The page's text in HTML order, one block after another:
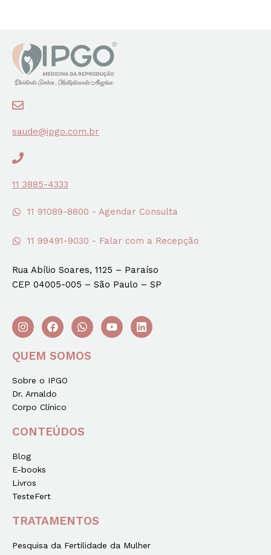
saude@ipgo.com.br
11 3885-4333
11 91089-8800 - Agendar Consulta
11 99491-9030 - Falar com a Recepção
Rua Abílio Soares, 1125 – Paraíso
CEP 04005-005 – São Paulo – SP
QUEM SOMOS
Sobre o IPGO
Dr. Arnaldo
Corpo Clínico
CONTEÚDOS
Blog
E-books
Livros
TesteFert
TRATAMENTOS
Pesquisa da Fertilidade da Mulher